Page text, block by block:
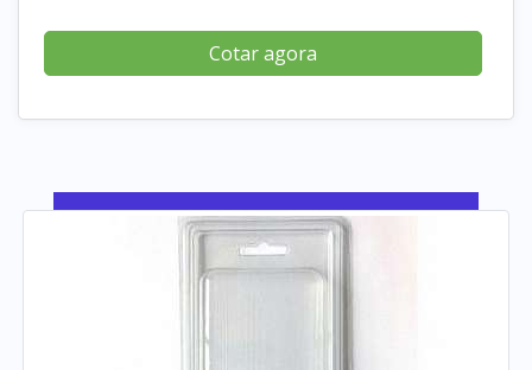
Cotar agora